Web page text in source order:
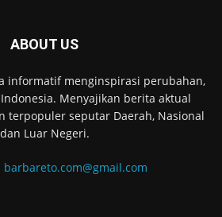
ABOUT US
informatif menginspirasi perubahan,
Menyajikan berita aktual
terpopuler seputar Daerah, Nasional
dan Luar Negeri.
barbareto.com@gmail.com